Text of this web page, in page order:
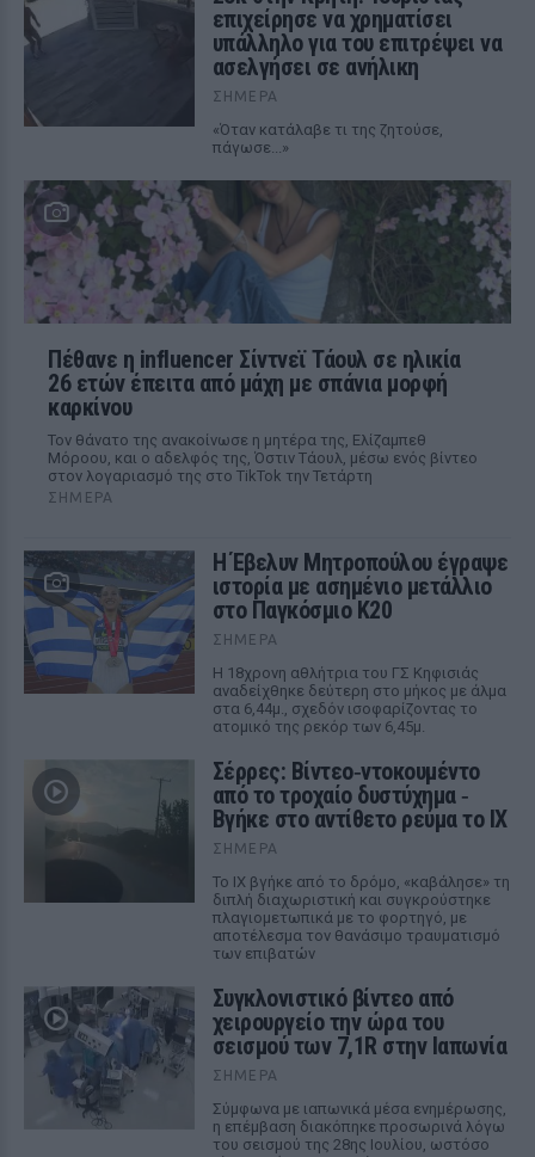
επιχείρησε να χρηματίσει
υπάλληλο για του επιτρέψει να
ασελγήσει σε ανήλικη
ΣΉΜΕΡΑ
«Όταν κατάλαβε τι της ζητούσε,
πάγωσε...»
Πέθανε η influencer Σίντνεϊ Τάουλ σε ηλικία
26 ετών έπειτα από μάχη με σπάνια μορφή
καρκίνου
Τον θάνατο της ανακοίνωσε η μητέρα της, Ελίζαμπεθ
Μόροου, και ο αδελφός της, Όστιν Τάουλ, μέσω ενός βίντεο
στον λογαριασμό της στο TikTok την Τετάρτη
ΣΉΜΕΡΑ
Η Έβελυν Μητροπούλου έγραψε
ιστορία με ασημένιο μετάλλιο
στο Παγκόσμιο Κ20
ΣΉΜΕΡΑ
Η 18χρονη αθλήτρια του ΓΣ Κηφισιάς
αναδείχθηκε δεύτερη στο μήκος με άλμα
στα 6,44μ., σχεδόν ισοφαρίζοντας το
ατομικό της ρεκόρ των 6,45μ.
Σέρρες: Βίντεο‑ντοκουμέντο
από το τροχαίο δυστύχημα ‑
Βγήκε στο αντίθετο ρεύμα το ΙΧ
ΣΉΜΕΡΑ
Το ΙΧ βγήκε από το δρόμο, «καβάλησε» τη
διπλή διαχωριστική και συγκρούστηκε
πλαγιομετωπικά με το φορτηγό, με
αποτέλεσμα τον θανάσιμο τραυματισμό
των επιβατών
Συγκλονιστικό βίντεο από
χειρουργείο την ώρα του
σεισμού των 7,1R στην Ιαπωνία
ΣΉΜΕΡΑ
Σύμφωνα με ιαπωνικά μέσα ενημέρωσης,
η επέμβαση διακόπηκε προσωρινά λόγω
του σεισμού της 28ης Ιουλίου, ωστόσο